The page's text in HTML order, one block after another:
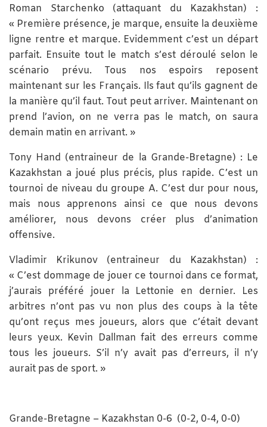
Roman Starchenko (attaquant du Kazakhstan) :
« Première présence, je marque, ensuite la deuxième
ligne rentre et marque. Evidemment c’est un départ
parfait. Ensuite tout le match s’est déroulé selon le
scénario prévu. Tous nos espoirs reposent
maintenant sur les Français. Ils faut qu’ils gagnent de
la manière qu’il faut. Tout peut arriver. Maintenant on
prend l’avion, on ne verra pas le match, on saura
demain matin en arrivant. »
Tony Hand (entraineur de la Grande-Bretagne) : Le
Kazakhstan a joué plus précis, plus rapide. C’est un
tournoi de niveau du groupe A. C’est dur pour nous,
mais nous apprenons ainsi ce que nous devons
améliorer, nous devons créer plus d’animation
offensive.
Vladimir Krikunov (entraineur du Kazakhstan) :
« C’est dommage de jouer ce tournoi dans ce format,
j’aurais préféré jouer la Lettonie en dernier. Les
arbitres n’ont pas vu non plus des coups à la tête
qu’ont reçus mes joueurs, alors que c’était devant
leurs yeux. Kevin Dallman fait des erreurs comme
tous les joueurs. S’il n’y avait pas d’erreurs, il n’y
aurait pas de sport. »
Grande-Bretagne – Kazakhstan 0-6 (0-2, 0-4, 0-0)